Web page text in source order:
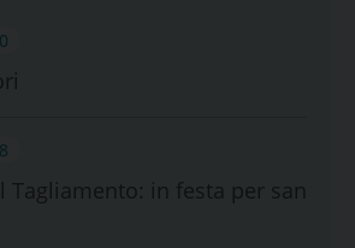
Tagliamento: in festa per san